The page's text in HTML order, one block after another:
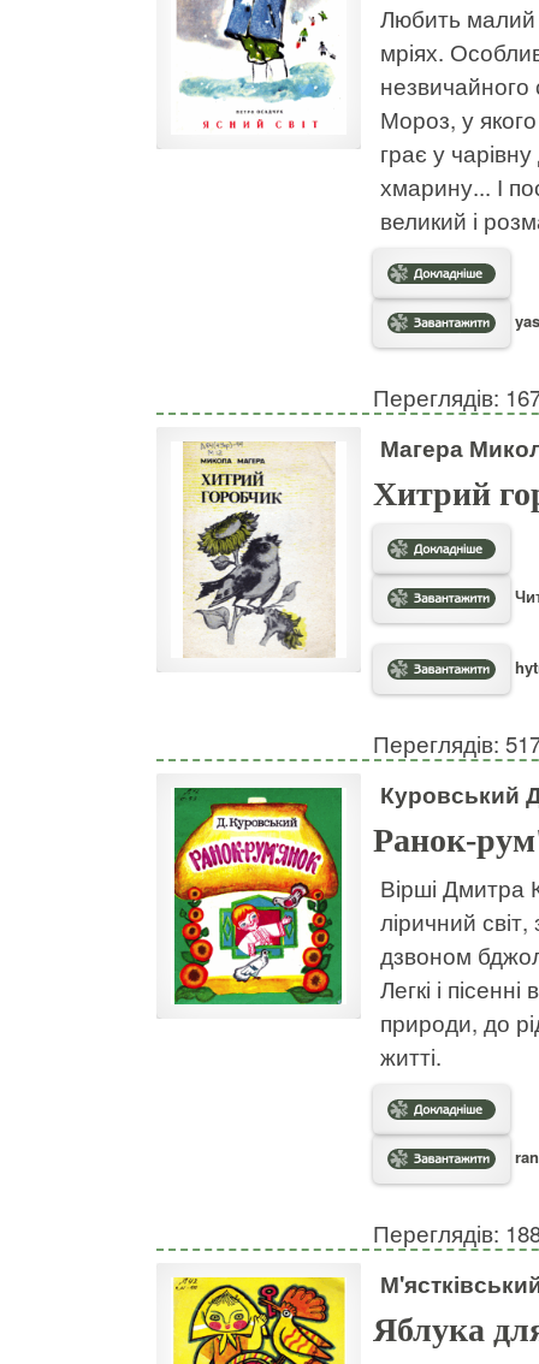
Любить малий
мріях.
незвичайного
Мороз, у
грає у
хмарину... І
великий і
Переглядів:
Магера
Хитрий
Переглядів:
Куровський
Ранок-
Вірші Дмитра
ліричний
дзвоном
Легкі і
природи, до
житті.
Переглядів:
Яблука